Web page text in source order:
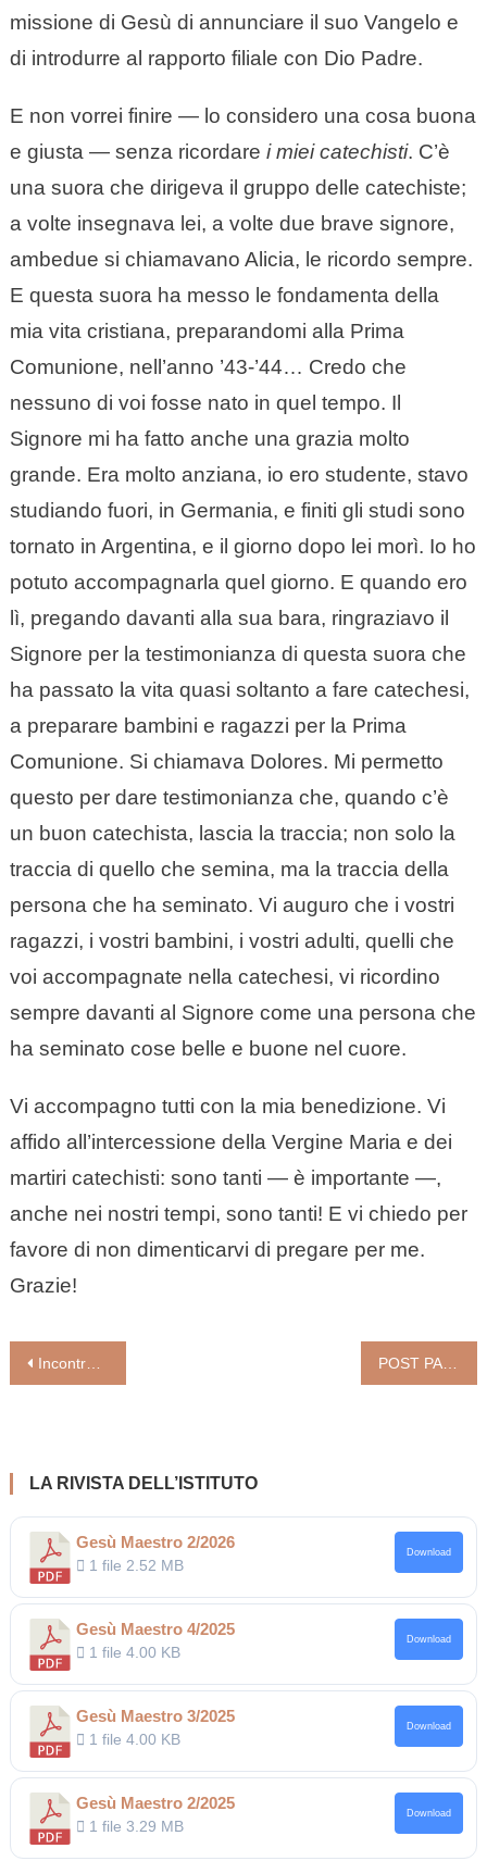
missione di Gesù di annunciare il suo Vangelo e
di introdurre al rapporto filiale con Dio Padre.
E non vorrei finire — lo considero una cosa buona
e giusta — senza ricordare i miei catechisti. C’è
una suora che dirigeva il gruppo delle catechiste;
a volte insegnava lei, a volte due brave signore,
ambedue si chiamavano Alicia, le ricordo sempre.
E questa suora ha messo le fondamenta della
mia vita cristiana, preparandomi alla Prima
Comunione, nell’anno ’43-’44… Credo che
nessuno di voi fosse nato in quel tempo. Il
Signore mi ha fatto anche una grazia molto
grande. Era molto anziana, io ero studente, stavo
studiando fuori, in Germania, e finiti gli studi sono
tornato in Argentina, e il giorno dopo lei morì. Io ho
potuto accompagnarla quel giorno. E quando ero
lì, pregando davanti alla sua bara, ringraziavo il
Signore per la testimonianza di questa suora che
ha passato la vita quasi soltanto a fare catechesi,
a preparare bambini e ragazzi per la Prima
Comunione. Si chiamava Dolores. Mi permetto
questo per dare testimonianza che, quando c’è
un buon catechista, lascia la traccia; non solo la
traccia di quello che semina, ma la traccia della
persona che ha seminato. Vi auguro che i vostri
ragazzi, i vostri bambini, i vostri adulti, quelli che
voi accompagnate nella catechesi, vi ricordino
sempre davanti al Signore come una persona che
ha seminato cose belle e buone nel cuore.
Vi accompagno tutti con la mia benedizione. Vi
affido all’intercessione della Vergine Maria e dei
martiri catechisti: sono tanti — è importante —,
anche nei nostri tempi, sono tanti! E vi chiedo per
favore di non dimenticarvi di pregare per me.
Grazie!
Navigazione
Incontro dei Vescovi delle “Aree interne”: la dichiarazione finale POST PANDEMIA, PACE, ACCOGLIENZA, AMBIENTE: LE SFIDE DELLE RELIGIONI
LA RIVISTA DELL’ISTITUTO
Gesù Maestro 2/2026
1 file 2.52 MB
Download
Gesù Maestro 4/2025
1 file4.00 KB
Download
Gesù Maestro 3/2025
1 file4.00 KB
Download
Gesù Maestro 2/2025
1 file3.29 MB
Download